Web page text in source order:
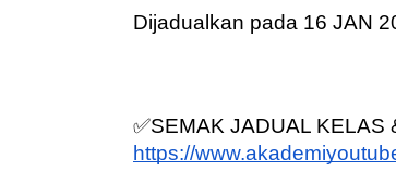
Dijadualkan pada 16 JAN
✅SEMAK JADUAL KELAS
https://